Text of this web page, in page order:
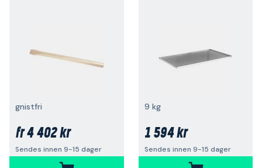
gnistfri
fr4 402 kr
Sendes innen 9-15 dager
9 kg
1 594 kr
Sendes innen 9-15 dager